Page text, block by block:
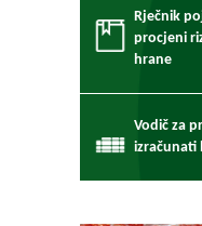
Rječnik
procjeni
hrane
Vodič za
izračunati